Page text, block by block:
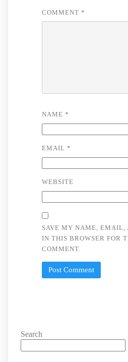
COMMENT *
NAME *
EMAIL *
WEBSITE
SAVE MY NAME, EMAIL,
IN THIS BROWSER FOR
COMMENT.
Search